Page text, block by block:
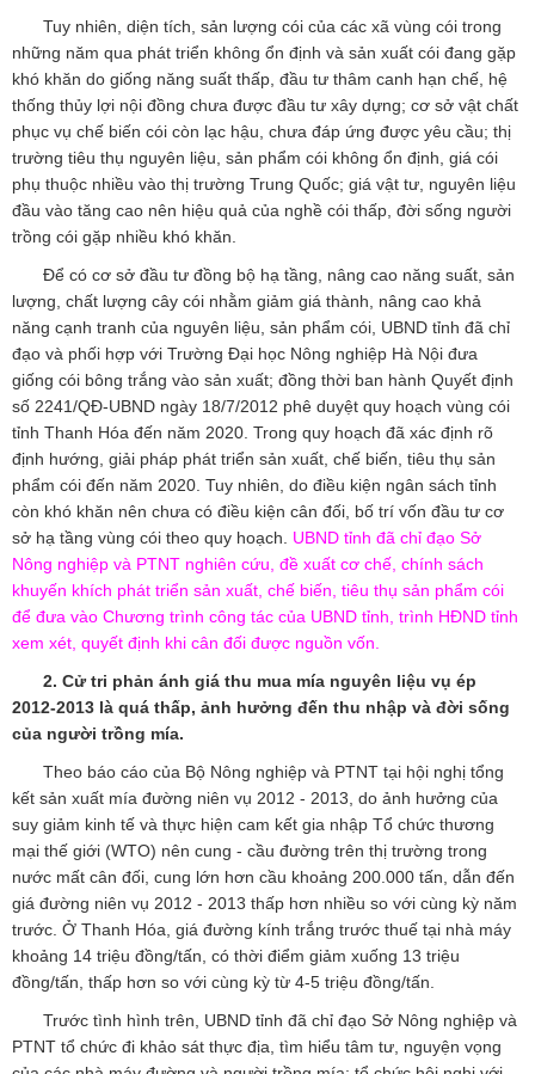
Tuy nhiên, diện tích, sản lượng cói của các xã vùng cói trong
những năm qua phát triển không ổn định và sản xuất cói đang gặp
khó khăn do giống năng suất thấp, đầu tư thâm canh hạn chế, hệ
thống thủy lợi nội đồng chưa được đầu tư xây dựng; cơ sở vật chất
phục vụ chế biến cói còn lạc hậu, chưa đáp ứng được yêu cầu; thị
trường tiêu thụ nguyên liệu, sản phẩm cói không ổn định, giá cói
phụ thuộc nhiều vào thị trường Trung Quốc; giá vật tư, nguyên liệu
đầu vào tăng cao nên hiệu quả của nghề cói thấp, đời sống người
trồng cói gặp nhiều khó khăn.
Để có cơ sở đầu tư đồng bộ hạ tầng, nâng cao năng suất, sản
lượng, chất lượng cây cói nhằm giảm giá thành, nâng cao khả
năng cạnh tranh của nguyên liệu, sản phẩm cói, UBND tỉnh đã chỉ
đạo và phối hợp với Trường Đại học Nông nghiệp Hà Nội đưa
giống cói bông trắng vào sản xuất; đồng thời ban hành Quyết định
số 2241/QĐ-UBND ngày 18/7/2012 phê duyệt quy hoạch vùng cói
tỉnh Thanh Hóa đến năm 2020. Trong quy hoạch đã xác định rõ
định hướng, giải pháp phát triển sản xuất, chế biến, tiêu thụ sản
phẩm cói đến năm 2020. Tuy nhiên, do điều kiện ngân sách tỉnh
còn khó khăn nên chưa có điều kiện cân đối, bố trí vốn đầu tư cơ
sở hạ tầng vùng cói theo quy hoạch. UBND tỉnh đã chỉ đạo Sở
Nông nghiệp và PTNT nghiên cứu, đề xuất cơ chế, chính sách
khuyến khích phát triển sản xuất, chế biến, tiêu thụ sản phẩm cói
để đưa vào Chương trình công tác của UBND tỉnh, trình HĐND tỉnh
xem xét, quyết định khi cân đối được nguồn vốn.
2. Cử tri phản ánh giá thu mua mía nguyên liệu vụ ép
2012-2013 là quá thấp, ảnh hưởng đến thu nhập và đời sống
của người trồng mía.
Theo báo cáo của Bộ Nông nghiệp và PTNT tại hội nghị tổng
kết sản xuất mía đường niên vụ 2012 - 2013, do ảnh hưởng của
suy giảm kinh tế và thực hiện cam kết gia nhập Tổ chức thương
mại thế giới (WTO) nên cung - cầu đường trên thị trường trong
nước mất cân đối, cung lớn hơn cầu khoảng 200.000 tấn, dẫn đến
giá đường niên vụ 2012 - 2013 thấp hơn nhiều so với cùng kỳ năm
trước. Ở Thanh Hóa, giá đường kính trắng trước thuế tại nhà máy
khoảng 14 triệu đồng/tấn, có thời điểm giảm xuống 13 triệu
đồng/tấn, thấp hơn so với cùng kỳ từ 4-5 triệu đồng/tấn.
Trước tình hình trên, UBND tỉnh đã chỉ đạo Sở Nông nghiệp và
PTNT tổ chức đi khảo sát thực địa, tìm hiểu tâm tư, nguyện vọng